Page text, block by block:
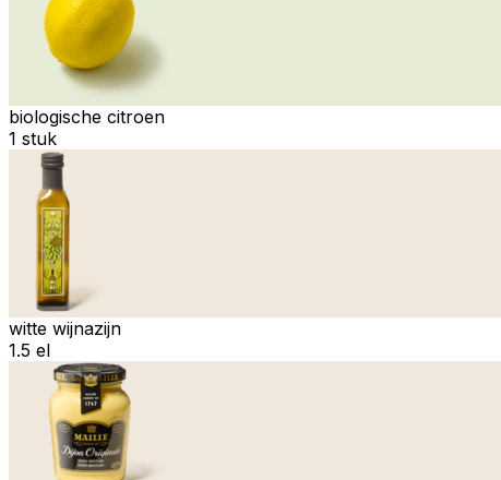
biologische citroen
1 stuk
witte wijnazijn
1.5 el